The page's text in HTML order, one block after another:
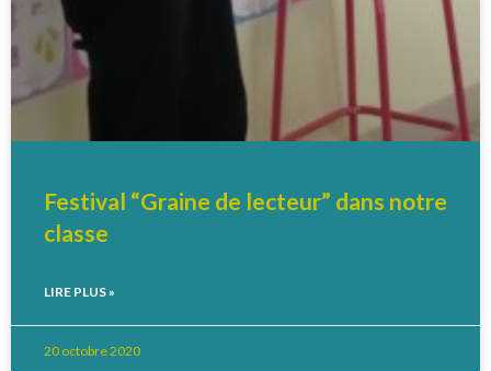
Festival “Graine de lecteur” dans notre
classe
LIRE PLUS »
20 octobre 2020